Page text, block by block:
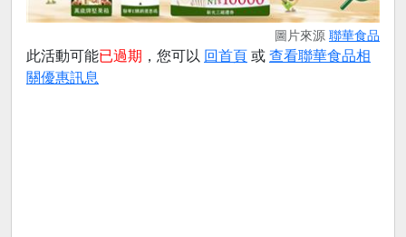
圖片來源 聯華食品
此活動可能已過期 ，您可以 回首頁 或 查看聯華食品相
關優惠訊息